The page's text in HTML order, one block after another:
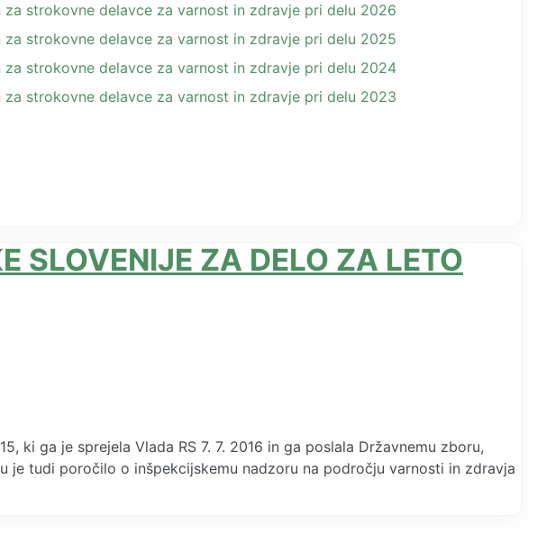
strokovne delavce za varnost in zdravje pri delu 2026
strokovne delavce za varnost in zdravje pri delu 2025
strokovne delavce za varnost in zdravje pri delu 2024
strokovne delavce za varnost in zdravje pri delu 2023
SLOVENIJE ZA DELO ZA LETO
ki ga je sprejela Vlada RS 7. 7. 2016 in ga poslala Državnemu zboru,
je tudi poročilo o inšpekcijskemu nadzoru na področju varnosti in zdravja